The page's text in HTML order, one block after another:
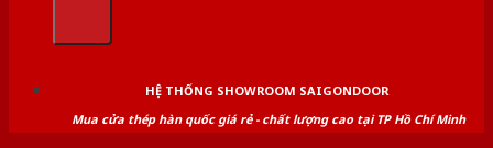
kiếm:
HỆ THỐNG SHOWROOM SAIGONDOOR
Mua cửa thép hàn quốc giá rẻ - chất lượng cao tại TP Hồ Chí Minh